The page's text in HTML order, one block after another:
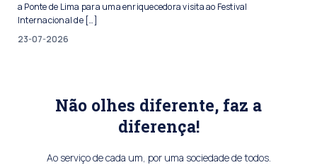
a Ponte de Lima para uma enriquecedora visita ao Festival
Internacional de […]
23-07-2026
Não olhes diferente, faz a
diferença!
Ao serviço de cada um, por uma sociedade de todos.